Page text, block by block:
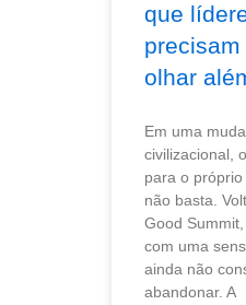
que
olhar
Em uma
civilizacional,
para o
não basta.
Good
com uma
ainda não
abandonar. A